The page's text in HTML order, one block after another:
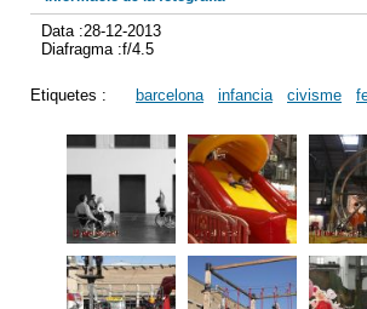
Data :28-12-2013
Diafragma :f/4.5
Etiquetes : barcelona infancia civisme